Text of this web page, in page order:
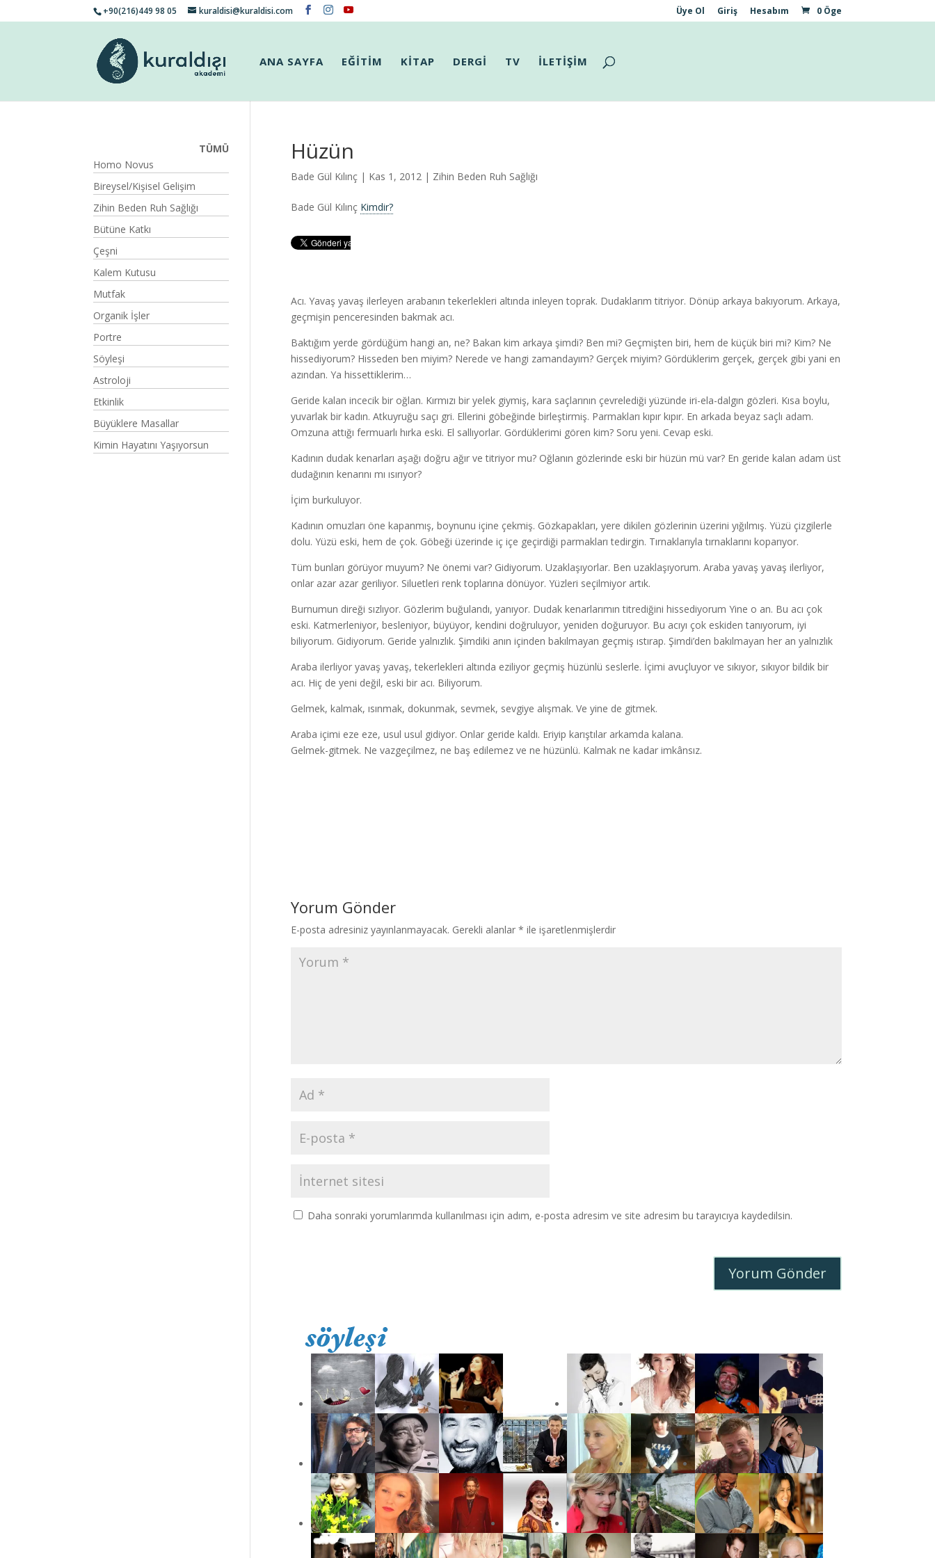
+90(216)449 98 05 kuraldisi@kuraldisi.com Üye Ol Giriş Hesabım 0 Öge
ANA SAYFA EĞİTİM KİTAP DERGİ TV İLETİŞİM
Hüzün
Bade Gül Kılınç| Kas 1, 2012 | Zihin Beden Ruh Sağlığı
Bade Gül Kılınç Kimdir?
Acı. Yavaş yavaş ilerleyen arabanın tekerlekleri altında inleyen toprak. Dudaklarım titriyor. Dönüp arkaya bakıyorum. Arkaya,
geçmişin penceresinden bakmak acı.
Baktığım yerde gördüğüm hangi an, ne? Bakan kim arkaya şimdi? Ben mi? Geçmişten biri, hem de küçük biri mi? Kim? Ne
hissediyorum? Hisseden ben miyim? Nerede ve hangi zamandayım? Gerçek miyim? Gördüklerim gerçek, gerçek gibi yani en
azından. Ya hissettiklerim…
Geride kalan incecik bir oğlan. Kırmızı bir yelek giymiş, kara saçlarının çevrelediği yüzünde iri-ela-dalgın gözleri. Kısa boylu,
yuvarlak bir kadın. Atkuyruğu saçı gri. Ellerini göbeğinde birleştirmiş. Parmakları kıpır kıpır. En arkada beyaz saçlı adam.
Omzuna attığı fermuarlı hırka eski. El sallıyorlar. Gördüklerimi gören kim? Soru yeni. Cevap eski.
Kadının dudak kenarları aşağı doğru ağır ve titriyor mu? Oğlanın gözlerinde eski bir hüzün mü var? En geride kalan adam üst
dudağının kenarını mı ısırıyor?
İçim burkuluyor.
Kadının omuzları öne kapanmış, boynunu içine çekmiş. Gözkapakları, yere dikilen gözlerinin üzerini yığılmış. Yüzü çizgilerle
dolu. Yüzü eski, hem de çok. Göbeği üzerinde iç içe geçirdiği parmakları tedirgin. Tırnaklarıyla tırnaklarını koparıyor.
Tüm bunları görüyor muyum? Ne önemi var? Gidiyorum. Uzaklaşıyorlar. Ben uzaklaşıyorum. Araba yavaş yavaş ilerliyor,
onlar azar azar geriliyor. Siluetleri renk toplarına dönüyor. Yüzleri seçilmiyor artık.
Burnumun direği sızlıyor. Gözlerim buğulandı, yanıyor. Dudak kenarlarımın titrediğini hissediyorum Yine o an. Bu acı çok
eski. Katmerleniyor, besleniyor, büyüyor, kendini doğruluyor, yeniden doğuruyor. Bu acıyı çok eskiden tanıyorum, iyi
biliyorum. Gidiyorum. Geride yalnızlık. Şimdiki anın içinden bakılmayan geçmiş ıstırap. Şimdi’den bakılmayan her an yalnızlık
Araba ilerliyor yavaş yavaş, tekerlekleri altında eziliyor geçmiş hüzünlü seslerle. İçimi avuçluyor ve sıkıyor, sıkıyor bildik bir
acı. Hiç de yeni değil, eski bir acı. Biliyorum.
Gelmek, kalmak, ısınmak, dokunmak, sevmek, sevgiye alışmak. Ve yine de gitmek.
Araba içimi eze eze, usul usul gidiyor. Onlar geride kaldı. Eriyip karıştılar arkamda kalana.
Gelmek-gitmek. Ne vazgeçilmez, ne baş edilemez ve ne hüzünlü. Kalmak ne kadar imkânsız.
Yorum Gönder
E-posta adresiniz yayınlanmayacak. Gerekli alanlar * ile işaretlenmişlerdir
Daha sonraki yorumlarımda kullanılması için adım, e-posta adresim ve site adresim bu tarayıcıya kaydedilsin.
TÜMÜ
Homo Novus
Bireysel/Kişisel Gelişim
Zihin Beden Ruh Sağlığı
Bütüne Katkı
Çeşni
Kalem Kutusu
Mutfak
Organik İşler
Portre
Söyleşi
Astroloji
Etkinlik
Büyüklere Masallar
Kimin Hayatını Yaşıyorsun